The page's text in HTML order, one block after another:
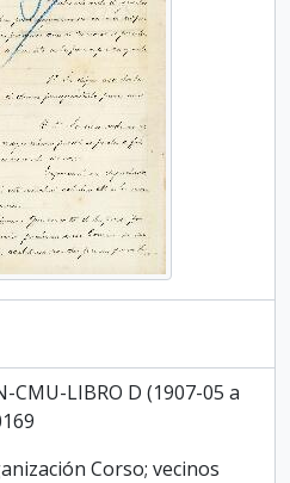
CMU-LIBRO D (1907-05 a
Corso; vecinos